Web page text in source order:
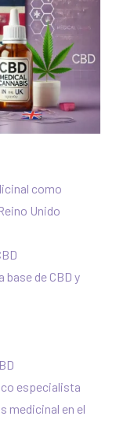
como
Unido
de CBD y
especialista
medicinal en el